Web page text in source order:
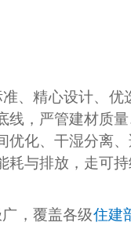
准、精心设计、
线，严管建材质
优化、干湿分离
耗与排放，走可
，覆盖各级住建